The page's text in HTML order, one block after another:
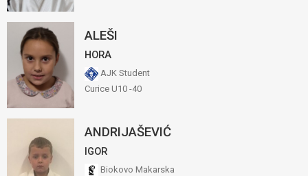
ALEŠI
HORA
AJK Student
Curice U10 -40
ANDRIJAŠEVIĆ
IGOR
Biokovo Makarska